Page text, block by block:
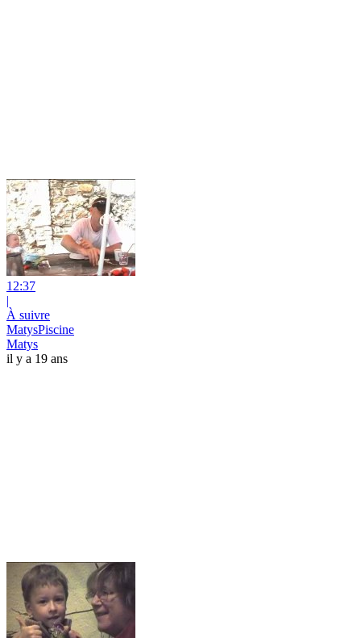
12:37
|
À suivre
MatysPiscine
Matys
il y a 19 ans